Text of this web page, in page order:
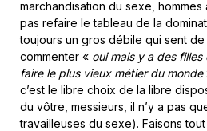
marchandisation du sexe,
pas refaire le tableau de la
toujours un gros débile qui sent
commenter « oui mais y a des
faire le plus vieux métier du monde
c’est le libre choix de la libre
du vôtre, messieurs, il n’y a pas
travailleuses du sexe). Faisons